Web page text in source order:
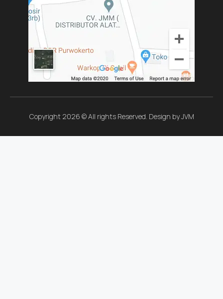
Copyright 2026 © All rights Reserved. Design by JVM